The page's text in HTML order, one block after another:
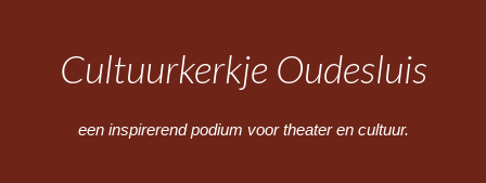
Cultuurkerkje Oudesluis
een inspirerend podium voor theater en cultuur.